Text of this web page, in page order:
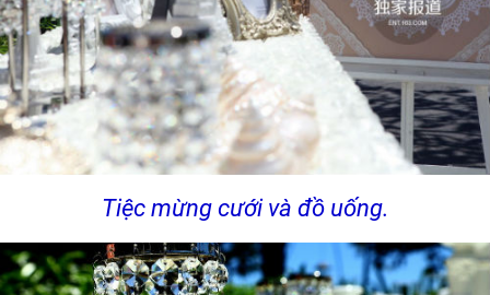
Tiệc mừng cưới và đồ uống.